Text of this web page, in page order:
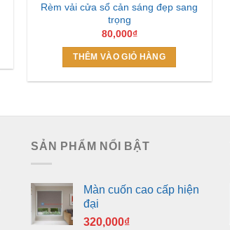
Rèm vải cửa sổ cản sáng đẹp sang
trọng
80,000₫
THÊM VÀO GIỎ HÀNG
SẢN PHẨM NỔI BẬT
Màn cuốn cao cấp hiện
đại
320,000₫